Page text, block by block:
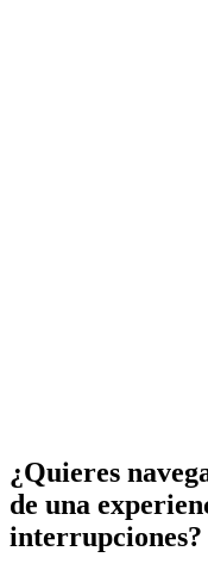
¿Quieres
de una
interrupciones?